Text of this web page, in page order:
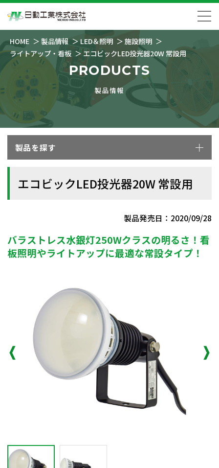
HOME 製品情報 LED＆照明
施設照明
ライトアップ・看板
エコビックLED投光器20W 常設用
PRODUCTS
製品情報
製品を探す
エコビックLED投光器20W 常設用
製品発売日：2020/09/28
バラストレス水銀灯250Wクラスの明るさ！看
板照明やライトアップに最適な常設タイプ！